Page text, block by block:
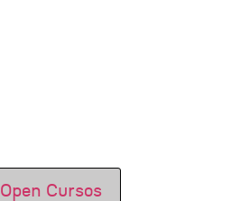
Open Cursos